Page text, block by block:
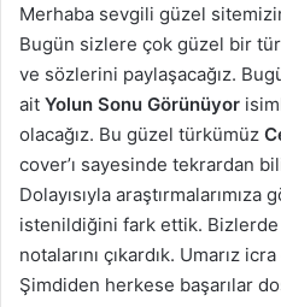
Merhaba sevgili güzel
Bugün sizlere çok güzel bir
ve sözlerini paylaşacağız.
ait Yolun Sonu Görünüyor
olacağız. Bu güzel türkümüz
cover’ı sayesinde tekrardan
Dolayısıyla
istenildiğini fark ettik.
notalarını çıkardık. Umarız
Şimdiden herkese başarılar